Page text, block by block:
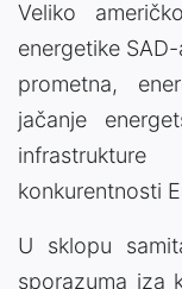
Veliko
energetike
prometna,
jačanje
konkurentnosti
U sklopu
sporazuma iza